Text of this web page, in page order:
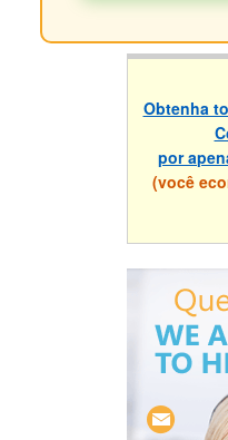
Obtenha
por
(você